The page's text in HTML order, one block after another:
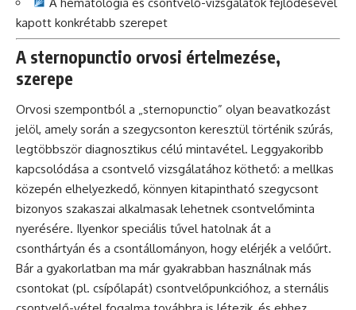
kapott konkrétabb szerepet
A sternopunctio orvosi értelmezése,
szerepe
Orvosi szempontból a „sternopunctio” olyan beavatkozást
jelöl, amely során a szegycsonton keresztül történik szúrás,
legtöbbször diagnosztikus célú mintavétel. Leggyakoribb
kapcsolódása a csontvelő vizsgálatához köthető: a mellkas
közepén elhelyezkedő, könnyen kitapintható szegycsont
bizonyos szakaszai alkalmasak lehetnek csontvelőminta
nyerésére. Ilyenkor speciális tűvel hatolnak át a
csonthártyán és a csontállományon, hogy elérjék a velőűrt.
Bár a gyakorlatban ma már gyakrabban használnak más
csontokat (pl. csípőlapát) csontvelőpunkcióhoz, a sternális